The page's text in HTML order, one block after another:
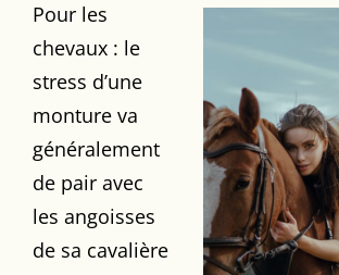
Pour les
chevaux : le
stress d’une
monture va
généralement
de pair avec
les angoisses
de sa cavalière